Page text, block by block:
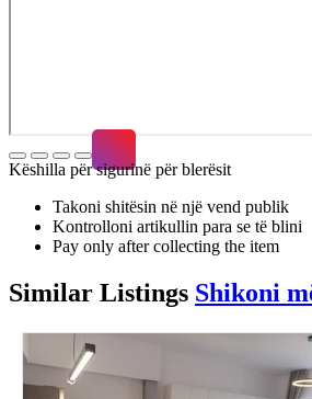
Këshilla për sigurinë për blerësit
Takoni shitësin në një vend publik
Kontrolloni artikullin para se të blini
Pay only after collecting the item
Similar Listings Shikoni